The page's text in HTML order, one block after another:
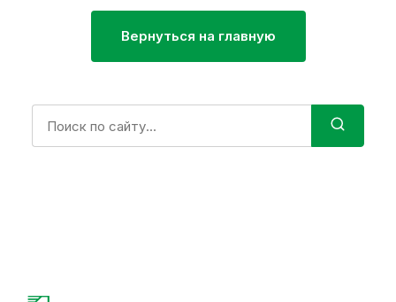
Вернуться на главную